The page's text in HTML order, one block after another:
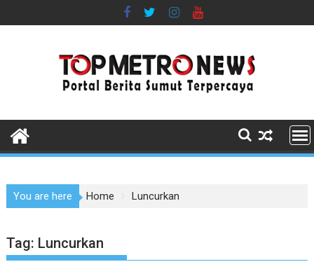
to
You are here Home Luncurkan
Tag: Luncurkan